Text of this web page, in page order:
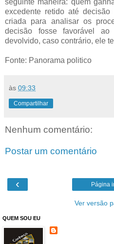
seguinte maneira: quem
excedente retido até
criada para analisar os
decisão fosse favorável
devolvido, caso contrário, ele
Fonte: Panorama politico
às 09:33
Compartilhar
Nenhum comentário:
Postar um comentário
‹ Página
Ver versão
QUEM SOU EU